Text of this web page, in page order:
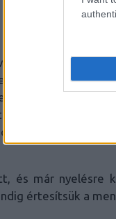
az
vagy ha azt nem
légúti akadály
glukagon
a
és már nyelésre
értesítsük a